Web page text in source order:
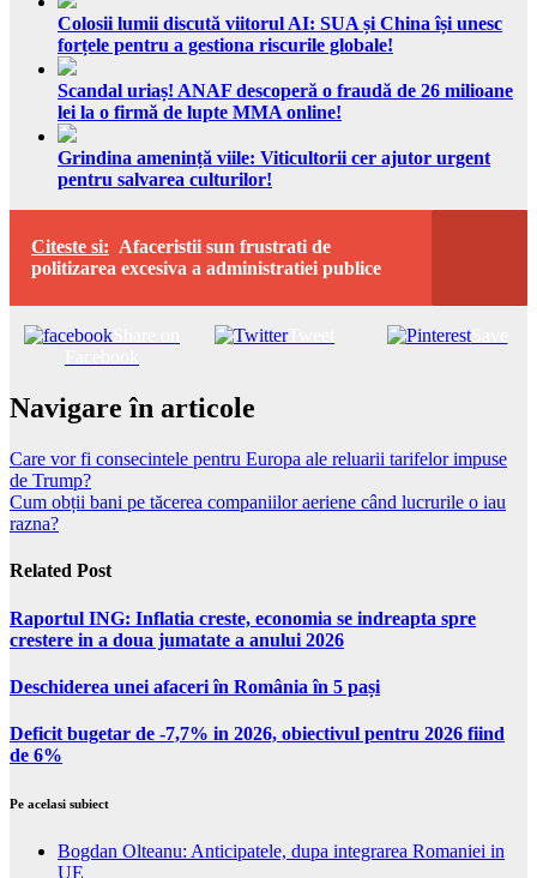
Colosii lumii discută viitorul AI: SUA și China își unesc
forțele pentru a gestiona riscurile globale!
Scandal uriaș! ANAF descoperă o fraudă de 26 milioane
lei la o firmă de lupte MMA online!
Grindina amenință viile: Viticultorii cer ajutor urgent
pentru salvarea culturilor!
Citeste si: Afaceristii sun frustrati de
politizarea excesiva a administratiei publice
Tweet Save
Navigare în articole
Care vor fi consecintele pentru Europa ale reluarii tarifelor impuse
de Trump?
Cum obții bani pe tăcerea companiilor aeriene când lucrurile o iau
razna?
Related Post
Raportul ING: Inflatia creste, economia se indreapta spre
crestere in a doua jumatate a anului 2026
Deschiderea unei afaceri în România în 5 pași
Deficit bugetar de -7,7% in 2026, obiectivul pentru 2026 fiind
de 6%
Pe acelasi subiect
Bogdan Olteanu: Anticipatele, dupa integrarea Romaniei in
UE